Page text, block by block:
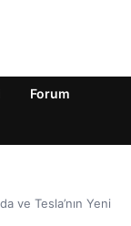
Forum
ve Tesla’nın Yeni